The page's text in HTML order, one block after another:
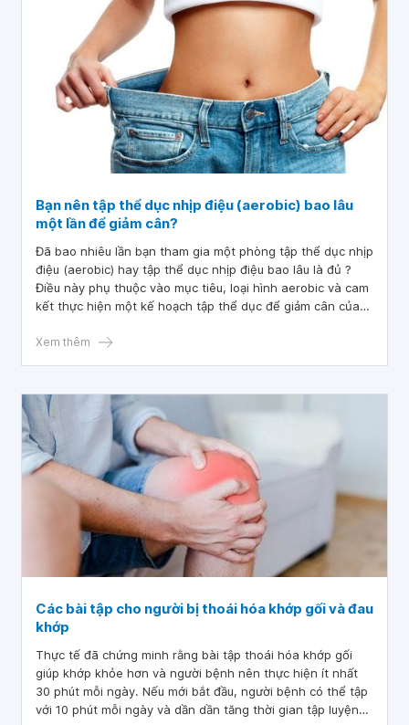
Bạn nên tập thể dục nhịp điệu (aerobic) bao lâu
một lần để giảm cân?
Đã bao nhiêu lần bạn tham gia một phòng tập thể dục nhịp
điệu (aerobic) hay tập thể dục nhịp điệu bao lâu là đủ ?
Điều này phụ thuộc vào mục tiêu, loại hình aerobic và cam
kết thực hiện một kế hoạch tập thể dục để giảm cân của
aerobic phù hợp với bạn để có thể giúp bạn đạt được mục
Xem thêm
Các bài tập cho người bị thoái hóa khớp gối và đau
khớp
Thực tế đã chứng minh rằng bài tập thoái hóa khớp gối
giúp khớp khỏe hơn và người bệnh nên thực hiện ít nhất
30 phút mỗi ngày. Nếu mới bắt đầu, người bệnh có thể tập
với 10 phút mỗi ngày và dần dần tăng thời gian tập luyện